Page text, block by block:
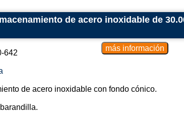
de acero inoxidable de
642
de acero inoxidable con fondo cónico.